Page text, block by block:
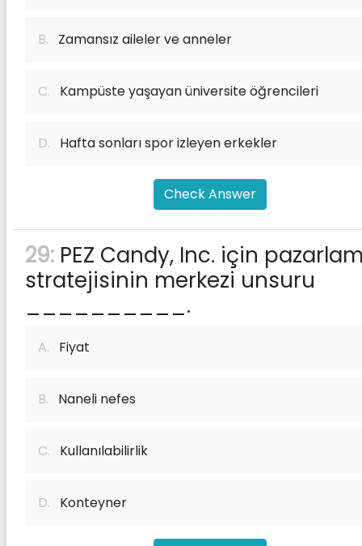
B. Zamansız aileler ve anneler
C. Kampüste yaşayan üniversite öğrencileri
D. Hafta sonları spor izleyen erkekler
Check Answer
29: PEZ Candy, Inc. için
stratejisinin merkezi unsuru
__________.
A. Fiyat
B. Naneli nefes
C. Kullanılabilirlik
D. Konteyner